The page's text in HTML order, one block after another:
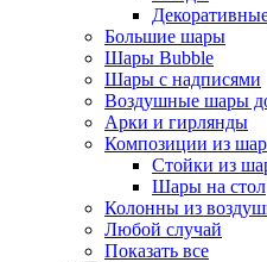
Большие шары
Шары Bubble
Шары с надписями
Воздушные шары
Арки и гирлянды
Композиции из
Стойки из
Шары на стол
Колонны из
Любой случай
Показать все